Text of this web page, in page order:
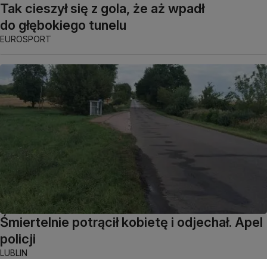
Tak cieszył się z gola, że aż wpadł
do głębokiego tunelu
EUROSPORT
Śmiertelnie potrącił kobietę i odjechał. Apel
policji
LUBLIN